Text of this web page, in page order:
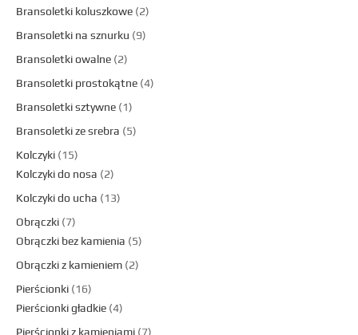
Bransoletki koluszkowe 2
Bransoletki na sznurku
9
Bransoletki owalne 2
Bransoletki prostokątne 4
Bransoletki sztywne 1
Bransoletki ze srebra
5
Kolczyki 15
Kolczyki do nosa
2
Kolczyki do ucha
13
Obrączki 7
Obrączki bez kamienia
5
Obrączki z kamieniem 2
Pierścionki 16
Pierścionki gładkie 4
Pierścionki z kamieniami 7